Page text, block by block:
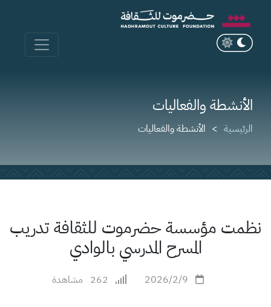
الأنشطة والفعاليات
الرئيسية الأنشطة والفعاليات
نظمت مؤسسة حضرموت للثقافة تدريب
المسرح المدرسي بالوادي
2026/2/9
262 مشاهدة